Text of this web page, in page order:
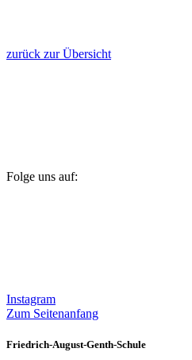
zurück zur Übersicht
Folge uns auf:
Instagram
Zum Seitenanfang
Friedrich-August-Genth-Schule